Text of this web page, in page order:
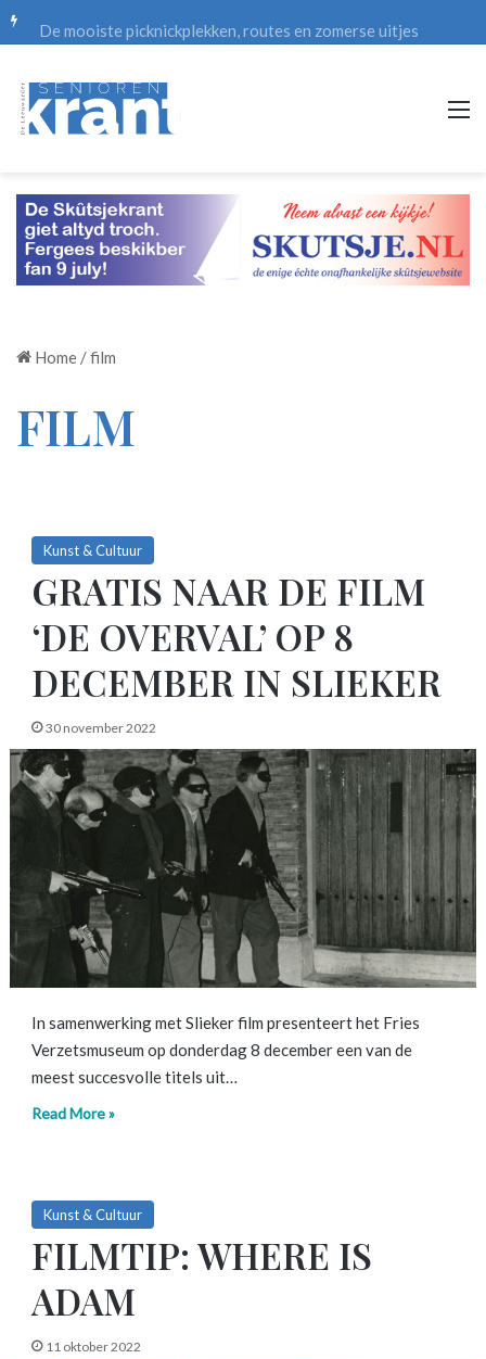
De mooiste picknickplekken, routes en zomerse uitjes
Home /film
FILM
Kunst & Cultuur
GRATIS NAAR DE FILM
‘DE OVERVAL’ OP 8
DECEMBER IN SLIEKER
30 november 2022
In samenwerking met Slieker film presenteert het Fries
Verzetsmuseum op donderdag 8 december een van de
meest succesvolle titels uit…
Read More »
Kunst & Cultuur
FILMTIP: WHERE IS
ADAM
11 oktober 2022